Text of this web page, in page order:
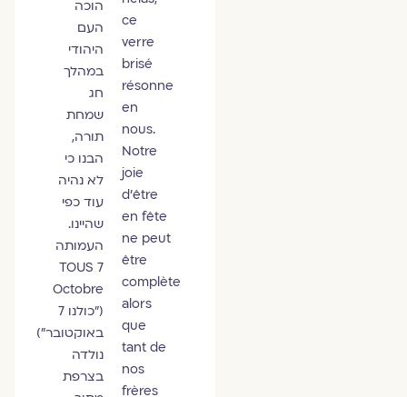
ce
verre
brisé
résonne
en
nous.
Notre
joie
d’être
en fête
ne peut
être
complète
alors
que
tant de
nos
frères
הוכה
העם
היהודי
במהלך
חג
שמחת
תורה,
הבנו כי
לא נהיה
עוד כפי
שהיינו.
העמותה
TOUS 7
Octobre
("כולנו 7
באוקטובר")
נולדה
בצרפת